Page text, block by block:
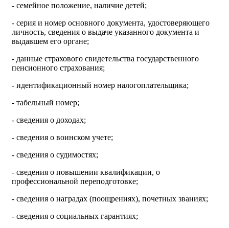
- семейное положение, наличие детей;
- серия и номер основного документа, удостоверяющего
личность, сведения о выдаче указанного документа и
выдавшем его органе;
- данные страхового свидетельства государственного
пенсионного страхования;
- идентификационный номер налогоплательщика;
- табельный номер;
- сведения о доходах;
- сведения о воинском учете;
- сведения о судимостях;
- сведения о повышении квалификации, о
профессиональной переподготовке;
- сведения о наградах (поощрениях), почетных званиях;
- сведения о социальных гарантиях;